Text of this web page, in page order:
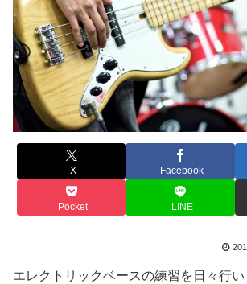
X Facebook
Pocket LINE
エレクトリックベースの練習を日々行